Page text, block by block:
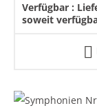
Verfügbar :
soweit